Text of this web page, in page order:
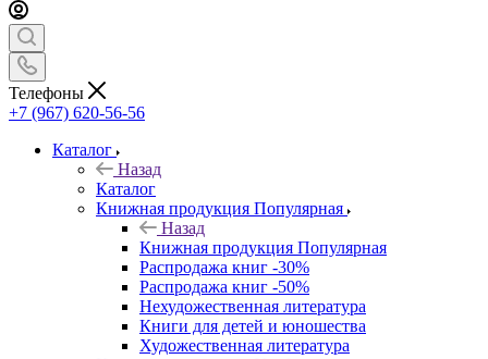
Телефоны
+7 (967) 620-56-56
Каталог
Назад
Каталог
Книжная продукция Популярная
Назад
Книжная продукция Популярная
Распродажа книг -30%
Распродажа книг -50%
Нехудожественная литература
Книги для детей и юношества
Художественная литература